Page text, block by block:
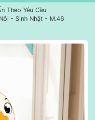
Theo Yêu Cầu
- Sinh Nhật - M.46